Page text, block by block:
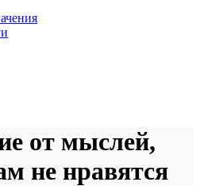
от мыслей,
не нравятся